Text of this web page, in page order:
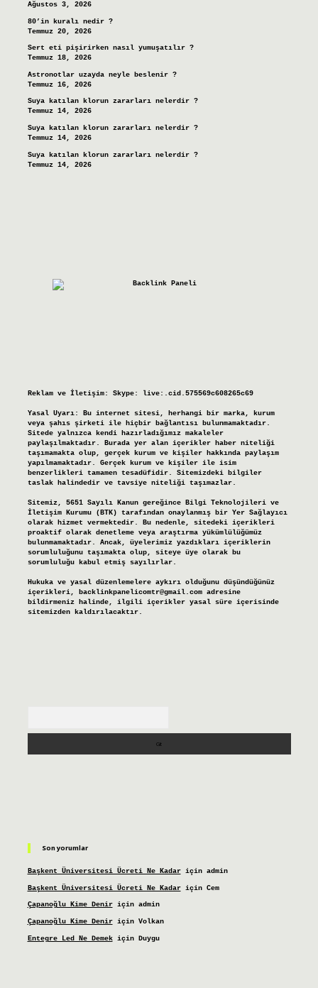
Ağustos 3, 2026
80’in kuralı nedir ?
Temmuz 20, 2026
Sert eti pişirirken nasıl yumuşatılır ?
Temmuz 18, 2026
Astronotlar uzayda neyle beslenir ?
Temmuz 16, 2026
Suya katılan klorun zararları nelerdir ?
Temmuz 14, 2026
Suya katılan klorun zararları nelerdir ?
Temmuz 14, 2026
Suya katılan klorun zararları nelerdir ?
Temmuz 14, 2026
Reklam ve İletişim: Skype: live:.cid.575569c608265c69
Yasal Uyarı:
Bu internet sitesi, herhangi bir marka, kurum
veya şahıs şirketi ile hiçbir bağlantısı bulunmamaktadır.
Sitede yalnızca kendi hazırladığımız makaleler
paylaşılmaktadır. Burada yer alan içerikler haber niteliği
taşımamakta olup, gerçek kurum ve kişiler hakkında paylaşım
yapılmamaktadır. Gerçek kurum ve kişiler ile isim
benzerlikleri tamamen tesadüfidir. Sitemizdeki bilgiler
taslak halindedir ve tavsiye niteliği taşımazlar.
Sitemiz, 5651 Sayılı Kanun gereğince Bilgi Teknolojileri ve
İletişim Kurumu (BTK) tarafından onaylanmış bir Yer Sağlayıcı
olarak hizmet vermektedir. Bu nedenle, sitedeki içerikleri
proaktif olarak denetleme veya araştırma yükümlülüğümüz
bulunmamaktadır. Ancak, üyelerimiz yazdıkları içeriklerin
sorumluluğunu taşımakta olup, siteye üye olarak bu
sorumluluğu kabul etmiş sayılırlar.
Hukuka ve yasal düzenlemelere aykırı olduğunu düşündüğünüz
içerikleri, backlinkpanelicomtr@gmail.comadresine
bildirmeniz halinde, ilgili içerikler yasal süre içerisinde
sitemizden kaldırılacaktır.
Son yorumlar
Başkent Üniversitesi Ücreti Ne Kadariçin admin
Başkent Üniversitesi Ücreti Ne Kadariçin Cem
Çapanoğlu Kime Deniriçin admin
Çapanoğlu Kime Deniriçin Volkan
Entegre Led Ne Demekiçin Duygu